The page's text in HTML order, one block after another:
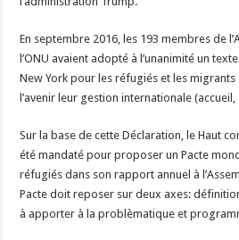
En septembre 2016, les 193 membres de
l’ONU avaient adopté à l’unanimité un
New York pour les réfugiés et les migrants
l’avenir leur gestion internationale
Sur la base de cette Déclaration, le Haut
été mandaté pour proposer un Pacte
réfugiés dans son rapport annuel à
Pacte doit reposer sur deux axes:
à apporter à la problèmatique et